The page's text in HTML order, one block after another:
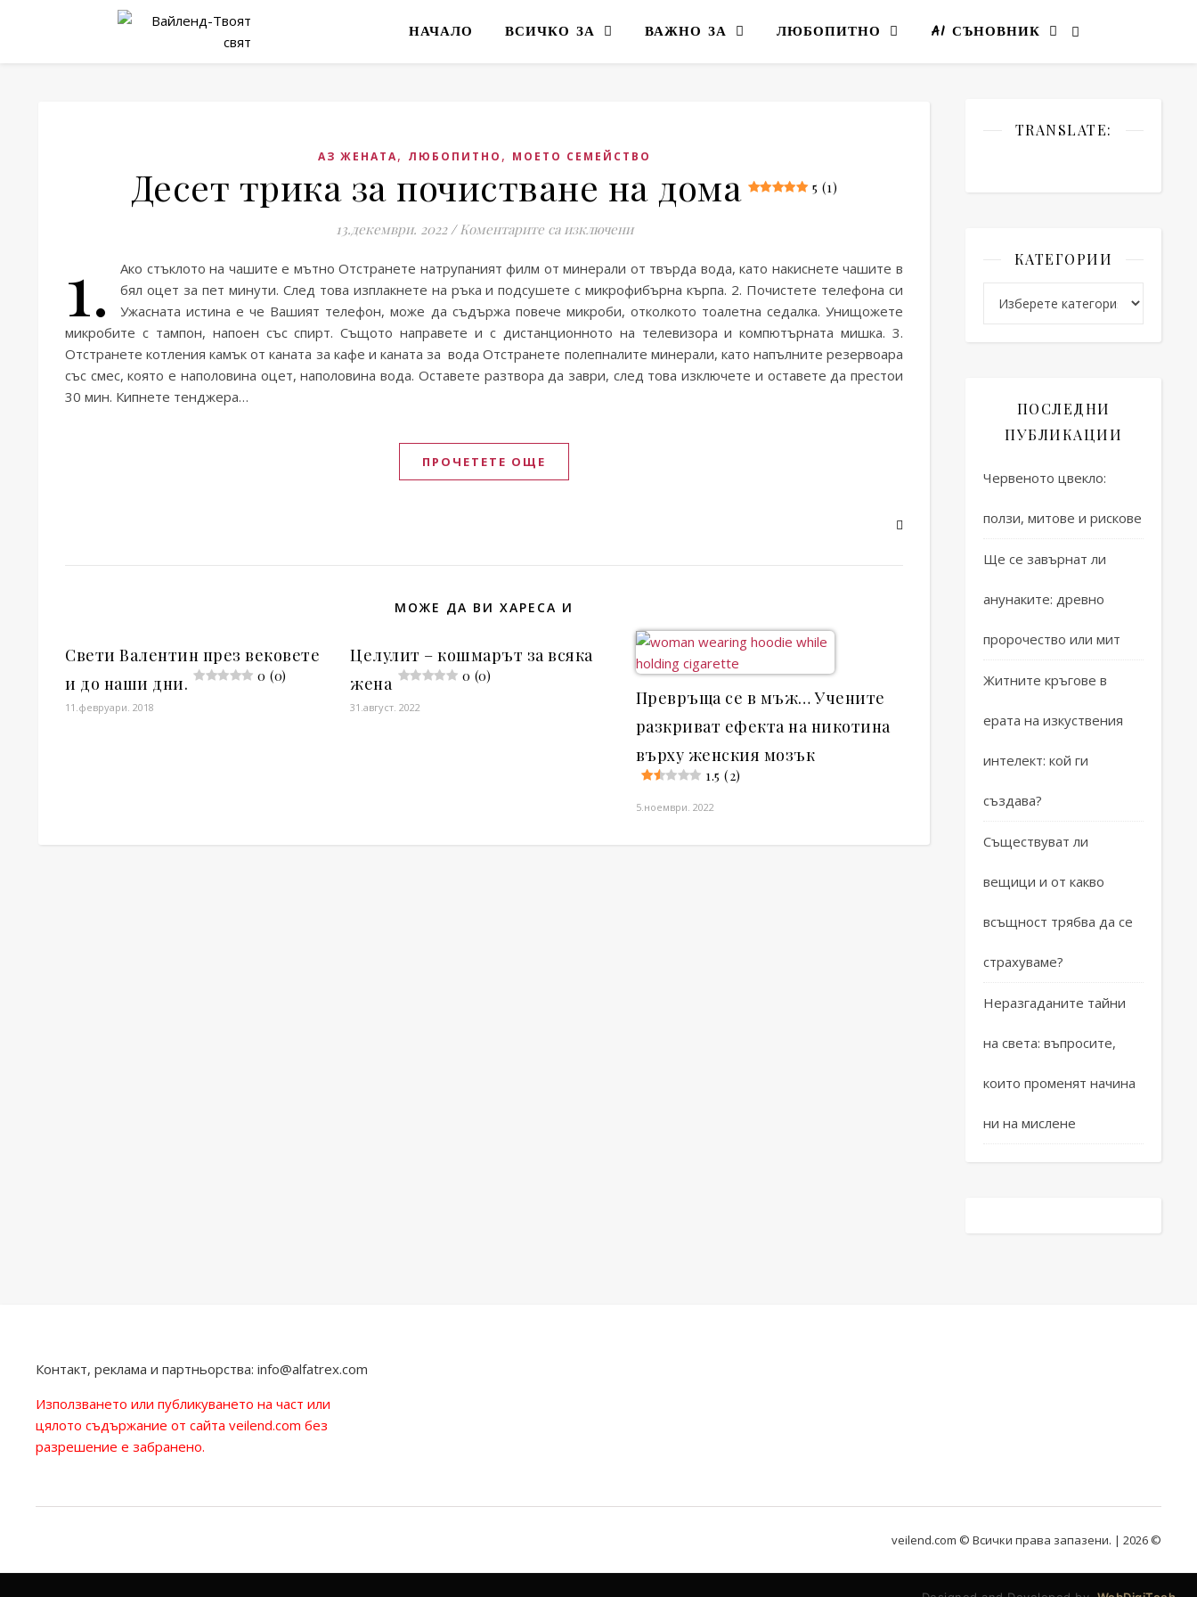
НАЧАЛО ВСИЧКО ЗА ВАЖНО ЗА ЛЮБОПИТНО AI СЪНОВНИК
АЗ ЖЕНАТА, ЛЮБОПИТНО , МОЕТО СЕМЕЙСТВО
Десет трика за почистване на дома 5 (1)
13.декември. 2022 / Коментарите са изключениза Десет трика за почистване на дома
1.
Ако стъклото на чашите е мътно Отстранете натрупаният филм от минерали от твърда вода, като накиснете чашите в
бял оцет за пет минути. След това изплакнете на ръка и подсушете с микрофибърна кърпа. 2. Почистете телефона си
Ужасната истина е че Вашият телефон, може да съдържа повече микроби, отколкото тоалетна седалка. Унищожете
микробите с тампон, напоен със спирт. Същото направете и с дистанционното на телевизора и компютърната мишка. 3.
Отстранете котления камък от каната за кафе и каната за вода Отстранете полепналите минерали, като напълните резервоара
със смес, която е наполовина оцет, наполовина вода. Оставете разтвора да заври, след това изключете и оставете да престои
30 мин. Кипнете тенджера…
ПРОЧЕТЕТЕ ОЩЕ
МОЖЕ ДА ВИ ХАРЕСА И
Свети Валентин през вековете
и до наши дни.
0 (0)
11.февруари. 2018
Целулит – кошмарът за всяка
жена
0 (0)
31.август. 2022
Превръща се в мъж… Учените
разкриват ефекта на никотина
върху женския мозък
1.5 (2)
5.ноември. 2022
TRANSLATE:
КАТЕГОРИИ
ПОСЛЕДНИ
ПУБЛИКАЦИИ
Червеното цвекло:
ползи, митове и рискове
Ще се завърнат ли
анунаките: древно
пророчество или мит
Житните кръгове в
ерата на изкуствения
интелект: кой ги
създава?
Съществуват ли
вещици и от какво
всъщност трябва да се
страхуваме?
Неразгаданите тайни
на света: въпросите,
които променят начина
ни на мислене
Контакт, реклама и партньорства: info@alfatrex.com
Използването или публикуването на част или
цялото съдържание от сайта veilend.com без
разрешение е забранено.
veilend.com © Всички права запазени. | 2026 ©